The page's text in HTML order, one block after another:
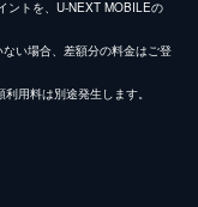
ントを、U-NEXT MOBILEの
い場合、差額分の料金はご登
用料は別途発生します。